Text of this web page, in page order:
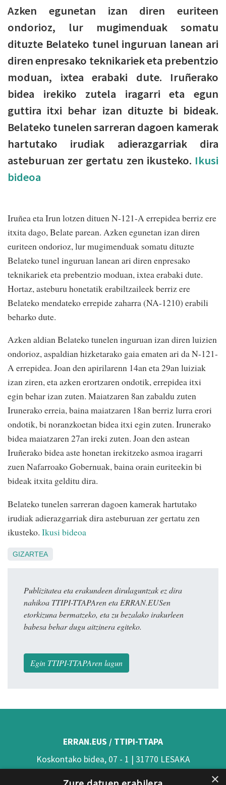
Azken egunetan izan diren euriteen
ondorioz, lur mugimenduak somatu
dituzte Belateko tunel inguruan lanean ari
diren enpresako teknikariek eta prebentzio
moduan, ixtea erabaki dute. Iruñerako
bidea irekiko zutela iragarri eta egun
guttira itxi behar izan dituzte bi bideak.
Belateko tunelen sarreran dagoen kamerak
hartutako irudiak adierazgarriak dira
asteburuan zer gertatu zen ikusteko. Ikusi
bideoa
Iruñea eta Irun lotzen dituen N-121-A errepidea berriz ere
itxita dago, Belate parean. Azken egunetan izan diren
euriteen ondorioz, lur mugimenduak somatu dituzte
Belateko tunel inguruan lanean ari diren enpresako
teknikariek eta prebentzio moduan, ixtea erabaki dute.
Hortaz, asteburu honetatik erabiltzaileek berriz ere
Belateko mendateko errepide zaharra (NA-1210) erabili
beharko dute.
Azken aldian Belateko tunelen inguruan izan diren luizien
ondorioz, aspaldian hizketarako gaia ematen ari da N-121-
A errepidea. Joan den apirilarenn 14an eta 29an luiziak
izan ziren, eta azken erortzaren ondotik, errepidea itxi
egin behar izan zuten. Maiatzaren 8an zabaldu zuten
Irunerako erreia, baina maiatzaren 18an berriz lurra erori
ondotik, bi noranzkoetan bidea itxi egin zuten. Irunerako
bidea maiatzaren 27an ireki zuten. Joan den astean
Iruñerako bidea aste honetan irekitzeko asmoa iragarri
zuen Nafarroako Gobernuak, baina orain euriteekin bi
bideak itxita gelditu dira.
Belateko tunelen sarreran dagoen kamerak hartutako
irudiak adierazgarriak dira asteburuan zer gertatu zen
ikusteko. Ikusi bideoa
GIZARTEA
Publizitatea eta erakundeen dirulaguntzak ez dira
nahikoa TTIPI-TTAPAren eta ERRAN.EUSen
etorkizuna bermatzeko, eta zu bezalako irakurleen
babesa behar dugu aitzinera egiteko.
Egin TTIPI-TTAPAren lagun
ERRAN.EUS / TTIPI-TTAPA
Koskontako bidea, 07 - 1 | 31770 LESAKA
×